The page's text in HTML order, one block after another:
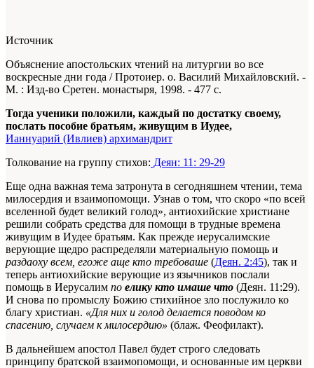
Источник
Объяснение апостольских чтений на литургии во все
воскресные дни года / Протоиер. о. Василий Михайловский. -
М. : Изд-во Сретен. монастыря, 1998. - 477 с.
Тогда ученики положили, каждый по достатку своему,
послать пособие братьям, живущим в Иудее,
Ианнуарий (Ивлиев) архимандрит
Толкование на группу стихов: Деян: 11: 29-29
Еще одна важная тема затронута в сегодняшнем чтении, тема
милосердия и взаимопомощи. Узнав о том, что скоро «по всей
вселенной будет великий голод», антиохийские христиане
решили собрать средства для помощи в трудные времена
живущим в Иудее братьям. Как прежде иерусалимские
верующие щедро распределяли материальную помощь и
раздаоху всем, егоже аще кто требоваше (Деян. 2:45), так и
теперь антиохийские верующие из язычников послали
помощь в Иерусалим по елику кто имаше что (Деян. 11:29).
И снова по промыслу Божию стихийное зло послужило ко
благу христиан. «Для них и голод делается поводом ко
спасению, случаем к милосердию» (блаж. Феофилакт).
В дальнейшем апостол Павел будет строго следовать
принципу братской взаимопомощи, и основанные им церкви